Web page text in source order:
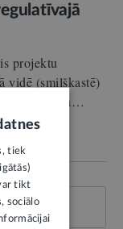
projektu
vidē (smilškastē)
Uzsaukuma…
tiek
tikt
sociālo